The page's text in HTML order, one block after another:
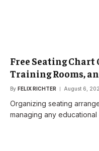
Free Seating
Training Rooms,
By FELIX RICHTER August 6,
Organizing seating
managing any